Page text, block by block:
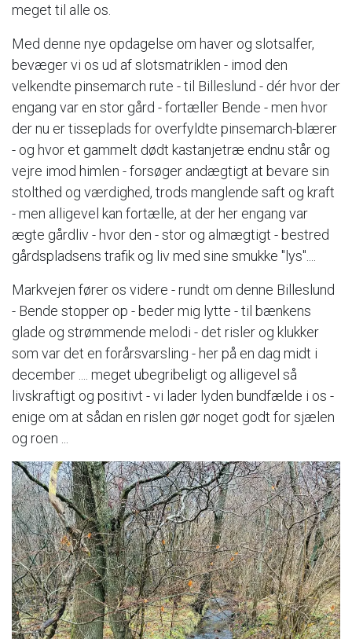
meget til alle os.
Med denne nye opdagelse om haver og slotsalfer,
bevæger vi os ud af slotsmatriklen - imod den
velkendte pinsemarch rute - til Billeslund - dér hvor der
engang var en stor gård - fortæller Bende - men hvor
der nu er tisseplads for overfyldte pinsemarch-blærer
- og hvor et gammelt dødt kastanjetræ endnu står og
vejre imod himlen - forsøger andægtigt at bevare sin
stolthed og værdighed, trods manglende saft og kraft
- men alligevel kan fortælle, at der her engang var
ægte gårdliv - hvor den - stor og almægtigt - bestred
gårdspladsens trafik og liv med sine smukke "lys"....
Markvejen fører os videre - rundt om denne Billeslund
- Bende stopper op - beder mig lytte - til bænkens
glade og strømmende melodi - det risler og klukker
som var det en forårsvarsling - her på en dag midt i
december .... meget ubegribeligt og alligevel så
livskraftigt og positivt - vi lader lyden bundfælde i os -
enige om at sådan en rislen gør noget godt for sjælen
og roen ...